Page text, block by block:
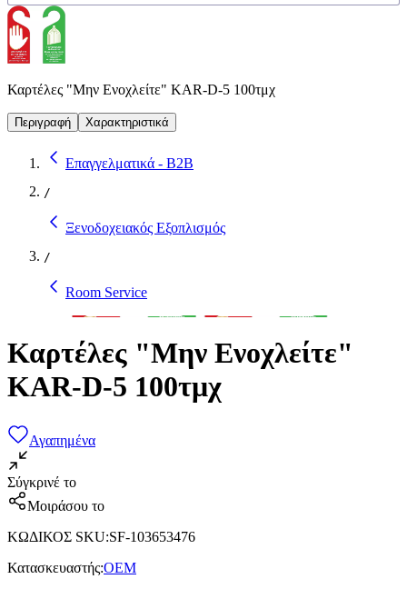
Καρτέλες "Μην Ενοχλείτε" KAR-D-5 100τμχ
Περιγραφή Χαρακτηριστικά
Επαγγελματικά - B2B
/
Ξενοδοχειακός Εξοπλισμός
/
Room Service
Καρτέλες "Μην Ενοχλείτε"
KAR-D-5 100τμχ
Αγαπημένα
Σύγκρινέ το
Μοιράσου το
ΚΩΔΙΚΟΣ SKU:SF-103653476
Κατασκευαστής:OEM